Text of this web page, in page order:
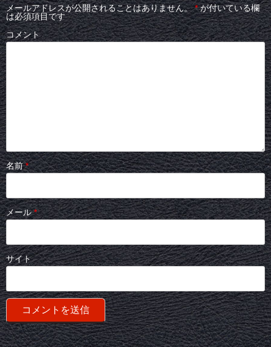
メールアドレスが公開されることはありません。 *が付いている欄
は必須項目です
コメント
名前*
メール*
サイト